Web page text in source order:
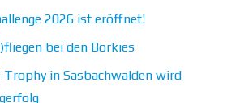
2026 ist eröffnet!
bei den Borkies
Trophy in Sasbachwalden wird